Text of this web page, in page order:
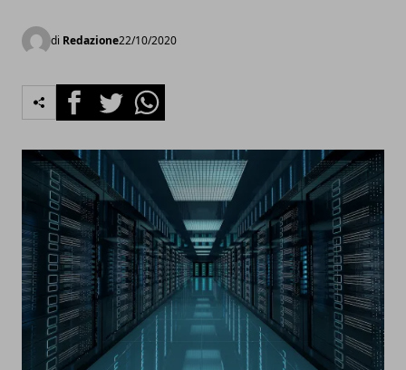
di Redazione22/10/2020
FacebookTwitterWhatsapp